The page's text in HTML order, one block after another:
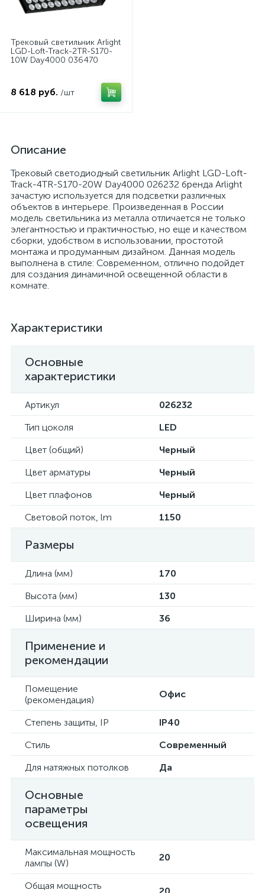
Трековый светильник Arlight
LGD-Loft-Track-2TR-S170-
10W Day4000 036470
8 618 руб. /шт
Описание
Трековый светодиодный светильник Arlight LGD-Loft-
Track-4TR-S170-20W Day4000 026232 бренда Arlight
зачастую используется для подсветки различных
объектов в интерьере. Произведенная в России
модель светильника из металла отличается не только
элегантностью и практичностью, но еще и качеством
сборки, удобством в использовании, простотой
монтажа и продуманным дизайном. Данная модель
выполнена в стиле: Современном, отлично подойдет
для создания динамичной освещенной области в
комнате.
Характеристики
Основные
характеристики
Артикул
026232
Тип цоколя
LED
Цвет (общий)
Черный
Цвет арматуры
Черный
Цвет плафонов
Черный
Световой поток, lm
1150
Размеры
Длина (мм)
170
Высота (мм)
130
Ширина (мм)
36
Применение и
рекомендации
Помещение
(рекомендация)
Офис
Степень защиты, IP
IP40
Стиль
Современный
Для натяжных потолков
Да
Основные
параметры
освещения
Максимальная мощность
лампы (W)
20
Общая мощность